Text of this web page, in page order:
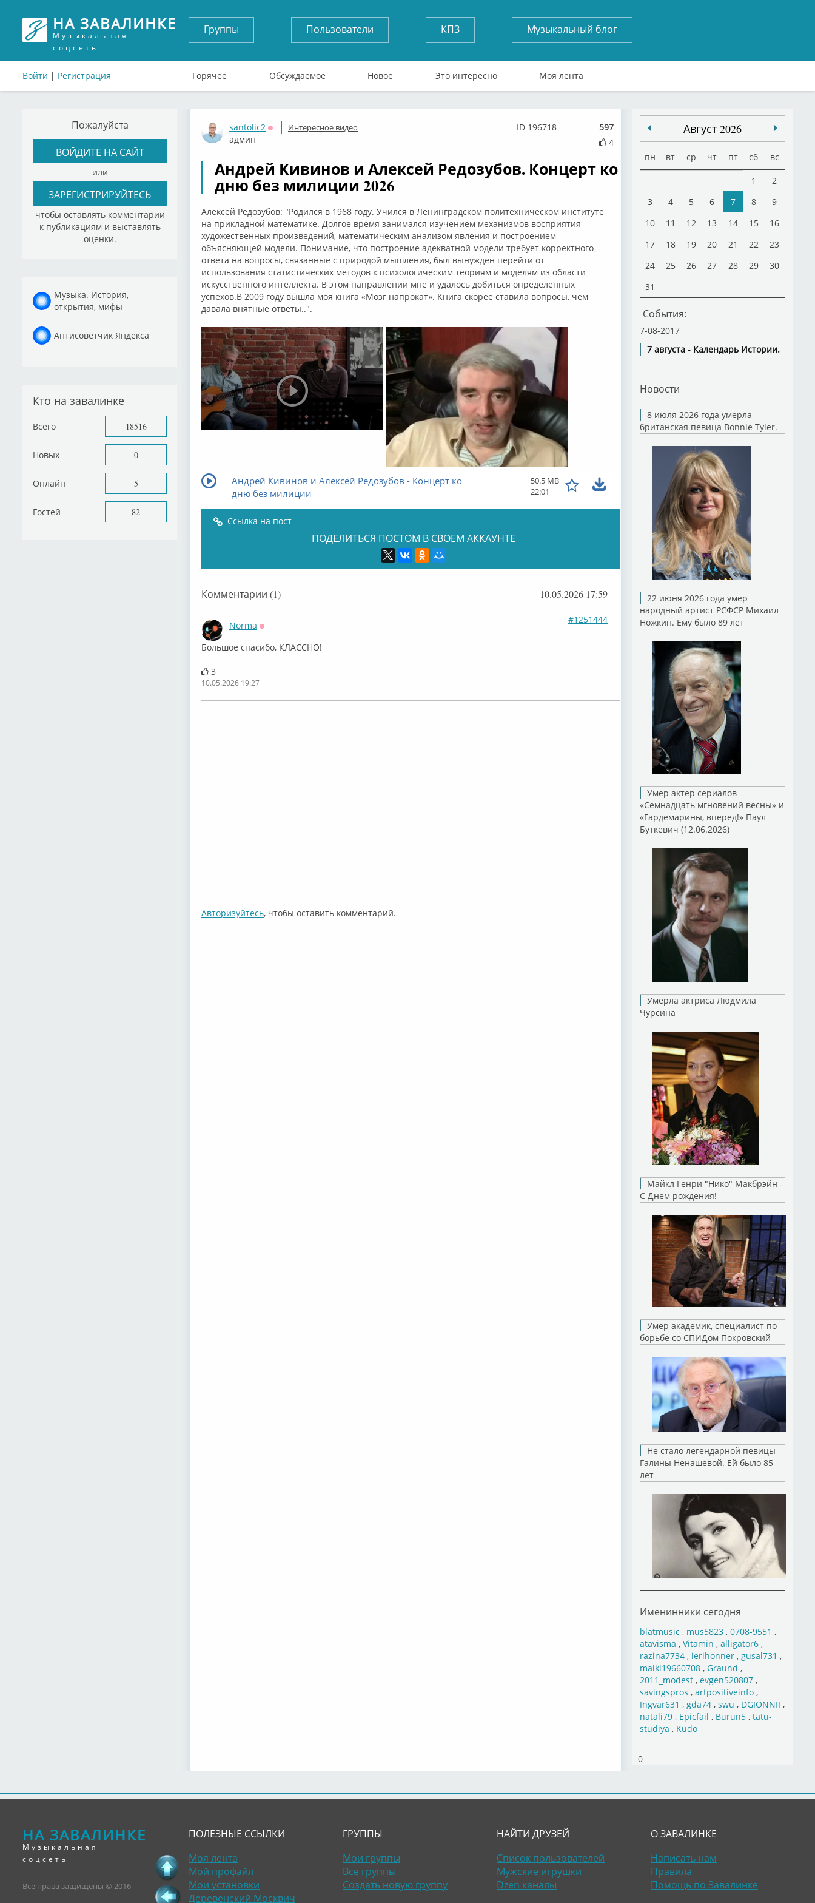
НА ЗАВАЛИНКЕ
Музыкальная
соцсеть
Войти | Регистрация
Группы Пользователи КПЗ Музыкальный блог
Горячее Обсуждаемое Новое Это интересно Моя лента
Пожалуйста
ВОЙДИТЕ НА САЙТ
или
ЗАРЕГИСТРИРУЙТЕСЬ
чтобы оставлять комментарии
к публикациям и выставлять
оценки.
Музыка. История,
открытия, мифы
Антисоветчик Яндекса
Кто на завалинке
Всего 18516
Новых 0
Онлайн 5
Гостей 82
santolic2
Оффлайн
админ
Интересное видео
597
4
ID 196718
Андрей Кивинов и Алексей Редозубов. Концерт ко
дню без милиции 2026
Алексей Редозубов: "Родился в 1968 году. Учился в Ленинградском политехническом институте
на прикладной математике. Долгое время занимался изучением механизмов восприятия
художественных произведений, математическим анализом явления и построением
объясняющей модели. Понимание, что построение адекватной модели требует корректного
ответа на вопросы, связанные с природой мышления, был вынужден перейти от
использования статистических методов к психологическим теориям и моделям из области
искусственного интеллекта. В этом направлении мне и удалось добиться определенных
успехов.В 2009 году вышла моя книга «Мозг напрокат». Книга скорее ставила вопросы, чем
давала внятные ответы..".
Андрей Кивинов и Алексей Редозубов - Концерт ко
дню без милиции
50.5 MB
22:01
Ссылка на пост
ПОДЕЛИТЬСЯ ПОСТОМ В СВОЕМ АККАУНТЕ
Комментарии (1) 10.05.2026 17:59
Norma
#1251444
Большое спасибо, КЛАССНО!
3
10.05.2026 19:27
Авторизуйтесь, чтобы оставить комментарий.
Август 2026
пн вт ср чт пт сб вс
1
2
3
4 5 6 7 8
9
10
11 12 13 14 15
16
17
18 19 20 21 22
23
24
25 26 27 28 29
30
31
События:
7-08-2017
7 августа - Календарь Истории.
Новости
8 июля 2026 года умерла
британская певица Bonnie Tyler.
22 июня 2026 года умер
народный артист РСФСР Михаил
Ножкин. Ему было 89 лет
Умер актер сериалов
«Семнадцать мгновений весны» и
«Гардемарины, вперед!» Паул
Буткевич (12.06.2026)
Умерла актриса Людмила
Чурсина
Майкл Генри "Нико" Макбрэйн -
С Днем рождения!
Умер академик, специалист по
борьбе со СПИДом Покровский
Не стало легендарной певицы
Галины Ненашевой. Ей было 85
лет
Именинники сегодня
blatmusic , mus5823, 0708-9551 ,
atavisma , Vitamin , alligator6,
razina7734, ierihonner, gusal731 ,
maikl19660708, Graund ,
2011_modest, evgen520807,
savingspros , artpositiveinfo,
Ingvar631 , gda74, swu , DGIONNII ,
natali79, Epicfail , Burun5, tatu-
studiya , Kudo
0
НА ЗАВАЛИНКЕ
Музыкальная
соцсеть
Все права защищены © 2016
ПОЛЕЗНЫЕ ССЫЛКИ
Моя лента
Мой профайл
Мои установки
Деревенский Москвич
ГРУППЫ
Мои группы
Все группы
Создать новую группу
НАЙТИ ДРУЗЕЙ
Список пользователей
Мужские игрушки
Dzen каналы
О ЗАВАЛИНКЕ
Написать нам
Правила
Помощь по Завалинке